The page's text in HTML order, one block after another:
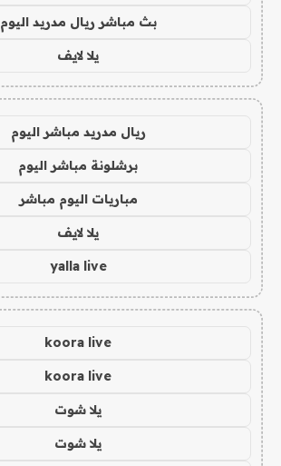
بث مباشر ريال مدريد اليوم
يلا لايف
ريال مدريد مباشر اليوم
برشلونة مباشر اليوم
مباريات اليوم مباشر
يلا لايف
yalla live
koora live
koora live
يلا شوت
يلا شوت